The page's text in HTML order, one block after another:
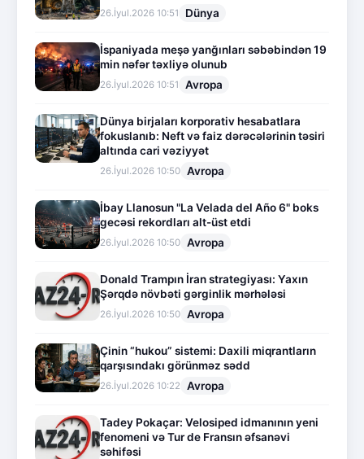
26.İyul.2026 10:51 Dünya
İspaniyada meşə yanğınları səbəbindən 19
min nəfər təxliyə olunub
26.İyul.2026 10:51 Avropa
Dünya birjaları korporativ hesabatlara
fokuslanıb: Neft və faiz dərəcələrinin təsiri
altında cari vəziyyət
26.İyul.2026 10:50 Avropa
İbay Llanosun "La Velada del Año 6" boks
gecəsi rekordları alt-üst etdi
26.İyul.2026 10:50 Avropa
Donald Trampın İran strategiyası: Yaxın
Şərqdə növbəti gərginlik mərhələsi
26.İyul.2026 10:50 Avropa
Çinin “hukou” sistemi: Daxili miqrantların
qarşısındakı görünməz sədd
26.İyul.2026 10:22 Avropa
Tadey Pokaçar: Velosiped idmanının yeni
fenomeni və Tur de Fransın əfsanəvi
səhifəsi